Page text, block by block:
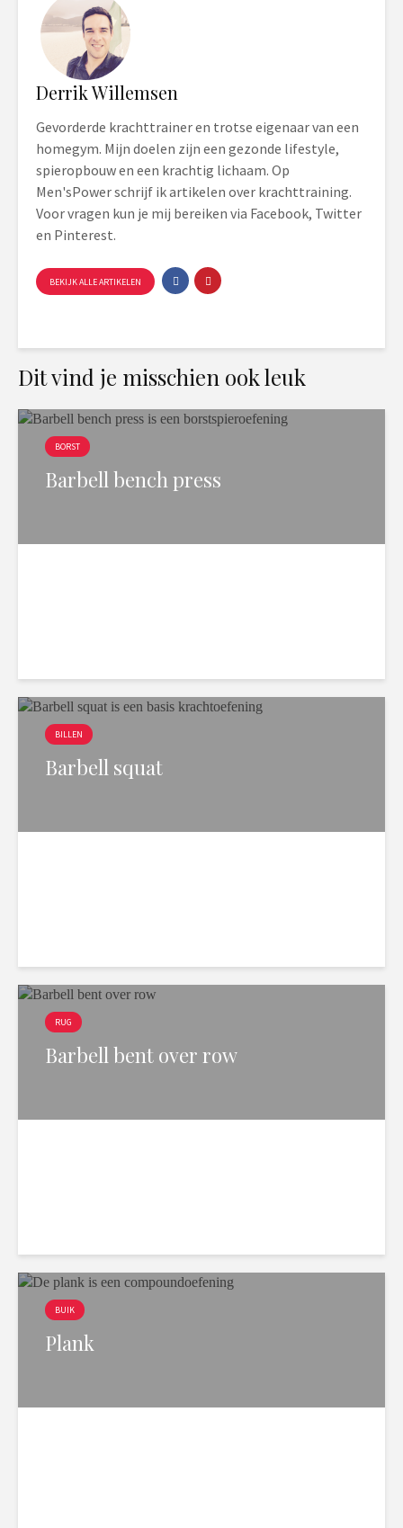
Derrik Willemsen
Gevorderde krachttrainer en trotse eigenaar van een
homegym. Mijn doelen zijn een gezonde lifestyle,
spieropbouw en een krachtig lichaam. Op
Men'sPower schrijf ik artikelen over krachttraining.
Voor vragen kun je mij bereiken via Facebook, Twitter
en Pinterest.
BEKIJK ALLE ARTIKELEN
Dit vind je misschien ook leuk
BORST
Barbell bench press
BILLEN
Barbell squat
RUG
Barbell bent over row
BUIK
Plank